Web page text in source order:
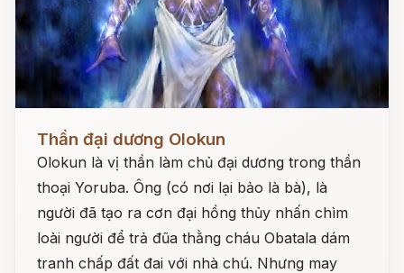
Đọc ngay
Thần đại dương Olokun
Olokun là vị thần làm chủ đại dương trong thần
thoại Yoruba. Ông (có nơi lại bảo là bà), là
người đã tạo ra cơn đại hồng thủy nhấn chìm
loài người để trả đũa thằng cháu Obatala dám
tranh chấp đất đai với nhà chú. Nhưng may